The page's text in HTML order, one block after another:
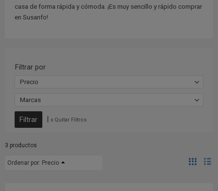
casa de forma rápida y cómoda. ¡Es muy sencillo y rápido comprar
en Susanfo!
Filtrar por
Precio
Marcas
x Quitar Filtros
3 productos
Ordenar por: Precio